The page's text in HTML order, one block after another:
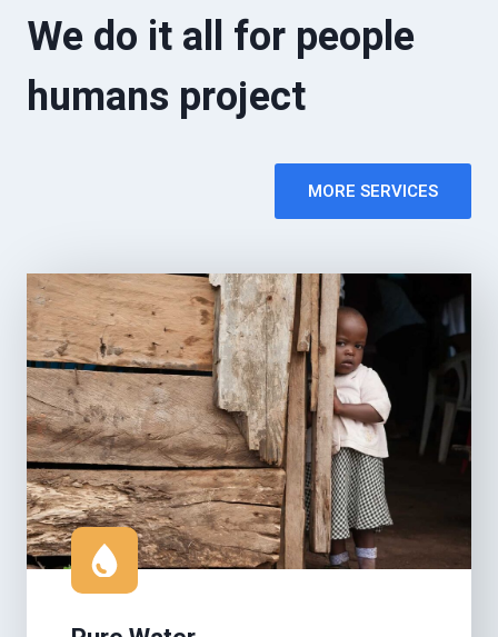
We do it all for people
humans project
MORE SERVICES